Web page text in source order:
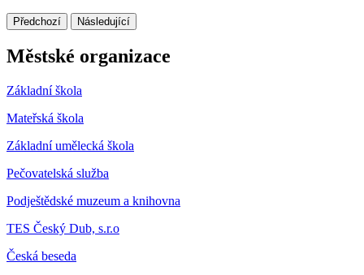
Předchozí Následující
Městské organizace
Základní škola
Mateřská škola
Základní umělecká škola
Pečovatelská služba
Podještědské muzeum a knihovna
TES Český Dub, s.r.o
Česká beseda